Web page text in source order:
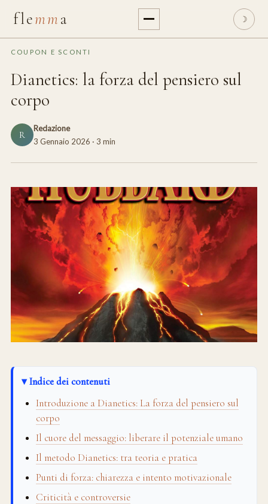
flemma ☽
COUPON E SCONTI
Dianetics: la forza del pensiero sul
corpo
R
Redazione
3 Gennaio 2026 · 3 min
Indice dei contenuti
Introduzione a Dianetics: La forza del pensiero sul
corpo
Il cuore del messaggio: liberare il potenziale umano
Il metodo Dianetics: tra teoria e pratica
Punti di forza: chiarezza e intento motivazionale
Criticità e controversie